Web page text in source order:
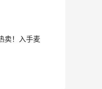
卖！入手麦